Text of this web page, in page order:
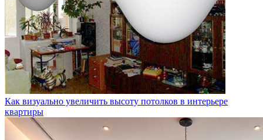
Как визуально увеличить высоту потолков в интерьере
квартиры